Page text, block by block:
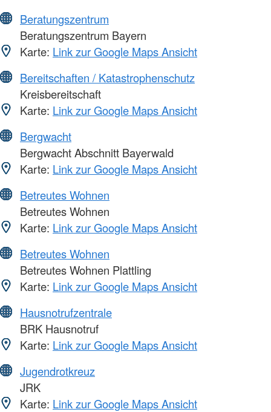
Beratungszentrum
Beratungszentrum Bayern
Karte: Link zur Google Maps Ansicht
Bereitschaften / Katastrophenschutz
Kreisbereitschaft
Karte: Link zur Google Maps Ansicht
Bergwacht
Bergwacht Abschnitt Bayerwald
Karte: Link zur Google Maps Ansicht
Betreutes Wohnen
Betreutes Wohnen
Karte: Link zur Google Maps Ansicht
Betreutes Wohnen
Betreutes Wohnen Plattling
Karte: Link zur Google Maps Ansicht
Hausnotrufzentrale
BRK Hausnotruf
Karte: Link zur Google Maps Ansicht
Jugendrotkreuz
JRK
Karte: Link zur Google Maps Ansicht